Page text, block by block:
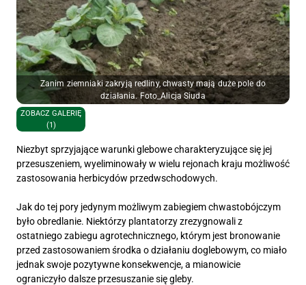
Zanim ziemniaki zakryją redliny, chwasty mają duże pole do
działania. Foto_Alicja Siuda
ZOBACZ GALERIĘ
(1)
Niezbyt sprzyjające warunki glebowe charakteryzujące się jej
przesuszeniem, wyeliminowały w wielu rejonach kraju możliwość
zastosowania herbicydów przedwschodowych.
Jak do tej pory jedynym możliwym zabiegiem chwastobójczym
było obredlanie. Niektórzy plantatorzy zrezygnowali z
ostatniego zabiegu agrotechnicznego, którym jest bronowanie
przed zastosowaniem środka o działaniu doglebowym, co miało
jednak swoje pozytywne konsekwencje, a mianowicie
ograniczyło dalsze przesuszanie się gleby.